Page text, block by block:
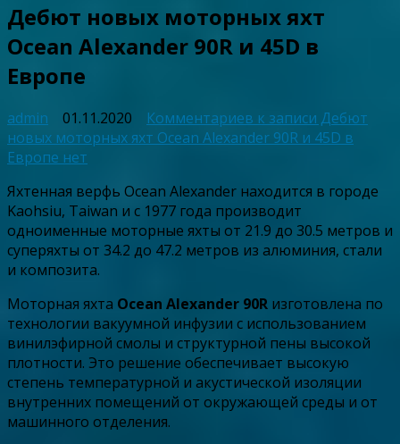
Дебют новых моторных яхт
Ocean Alexander 90R и 45D в
Европе
admin 01.11.2020 Комментариев к записи Дебют
новых моторных яхт Ocean Alexander 90R и 45D в
Европе нет
Яхтенная верфь Ocean Alexander находится в городе
Kaohsiu, Taiwan и с 1977 года производит
одноименные моторные яхты от 21.9 до 30.5 метров и
суперяхты от 34.2 до 47.2 метров из алюминия, стали
и композита.
Моторная яхта Ocean Alexander 90R изготовлена по
технологии вакуумной инфузии с использованием
винилэфирной смолы и структурной пены высокой
плотности. Это решение обеспечивает высокую
степень температурной и акустической изоляции
внутренних помещений от окружающей среды и от
машинного отделения.